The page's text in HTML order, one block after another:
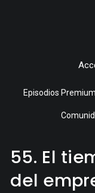
Episodios Premium
55. El
del